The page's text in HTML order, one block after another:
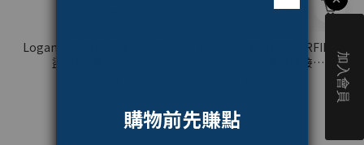
Logan 三折真皮拉練RFID防
盜長夾-異色拼接
Logan 多層真皮拉鍊RFID防
盜長夾-異色拼接